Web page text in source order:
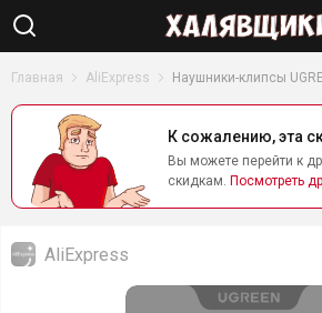
Главная AliExpress Наушники-клипсы
К сожалению, эта
Вы можете перейти к
скидкам. Посмотреть
AliExpress